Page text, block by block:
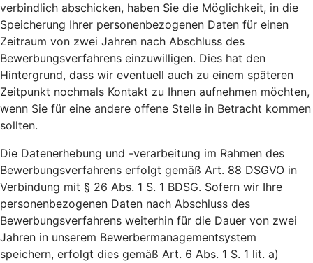
verbindlich abschicken, haben Sie die Möglichkeit, in die
Speicherung Ihrer personenbezogenen Daten für einen
Zeitraum von zwei Jahren nach Abschluss des
Bewerbungsverfahrens einzuwilligen. Dies hat den
Hintergrund, dass wir eventuell auch zu einem späteren
Zeitpunkt nochmals Kontakt zu Ihnen aufnehmen möchten,
wenn Sie für eine andere offene Stelle in Betracht kommen
sollten.
Die Datenerhebung und -verarbeitung im Rahmen des
Bewerbungsverfahrens erfolgt gemäß Art. 88 DSGVO in
Verbindung mit § 26 Abs. 1 S. 1 BDSG. Sofern wir Ihre
personenbezogenen Daten nach Abschluss des
Bewerbungsverfahrens weiterhin für die Dauer von zwei
Jahren in unserem Bewerbermanagementsystem
speichern, erfolgt dies gemäß Art. 6 Abs. 1 S. 1 lit. a)